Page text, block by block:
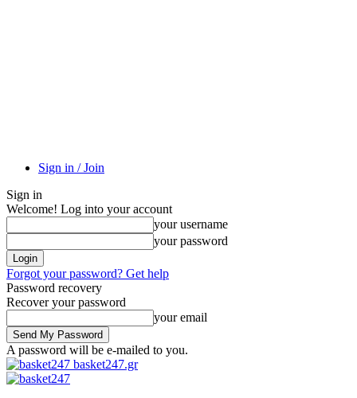
Sign in / Join
Sign in
Welcome! Log into your account
your username
your password
Forgot your password? Get help
Password recovery
Recover your password
your email
A password will be e-mailed to you.
basket247.gr